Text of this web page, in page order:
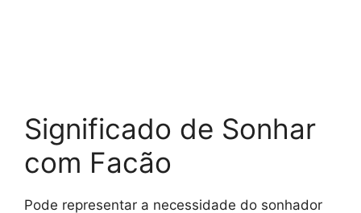
Significado de Sonhar
com Facão
Pode representar a necessidade do sonhador